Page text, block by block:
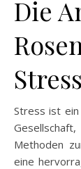
Die
Stress ist
Gesellschaft,
Methoden
eine